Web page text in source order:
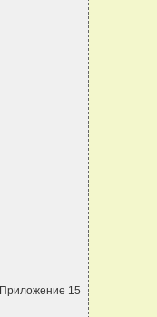
Приложение 15